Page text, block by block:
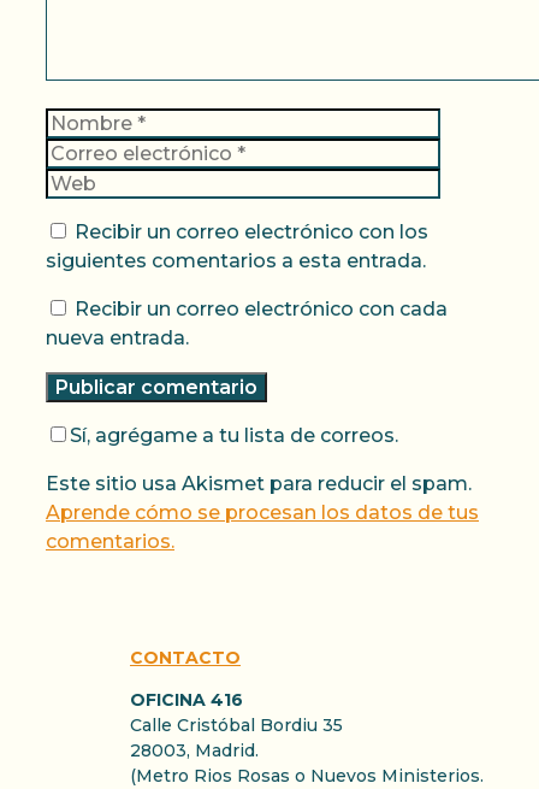
Nombre
Recibir un correo electrónico con los
siguientes comentarios a esta entrada.
Recibir un correo electrónico con cada
nueva entrada.
Sí, agrégame a tu lista de correos.
Este sitio usa Akismet para reducir el spam.
Aprende cómo se procesan los datos de tus
comentarios.
CONTACTO
OFICINA 416
Calle Cristóbal Bordiu 35
28003, Madrid.
(Metro Rios Rosas o Nuevos Ministerios.